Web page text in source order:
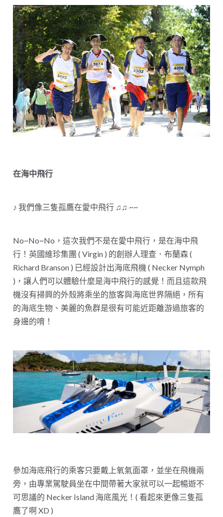
在海中飛行
♪ 我們像三隻孤鷹在愛中飛行 ♫♫ ~~
No~No~No，這次我們不是在愛中飛行，是在海中飛
行！英國維珍集團 ( Virgin ) 的創辦人理查．布蘭森 (
Richard Branson ) 已經設計出海底飛機 ( Necker Nymph
)，讓人們可以體驗什麼是海中飛行的感覺！而且這款飛
機沒有掃興的外殼將乘坐的旅客與海底世界隔絕，所有
的海底生物、美麗的魚群是很有可能近距離游過旅客的
身邊的唷！
參加海底飛行的乘客只要戴上氧氣面罩，並坐在飛機兩
旁，由專業駕駛員坐在中間帶著大家就可以一起暢遊不
可思議的 Necker Island 海底風光！( 看起來更像三隻孤
鷹了啊 XD )